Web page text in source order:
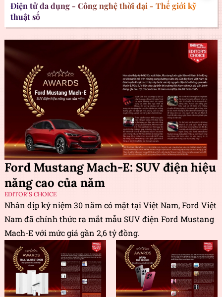
Điện tử đa dụng - Công nghệ thời đại - Thế giới kỹ
thuật số
Ford Mustang Mach-E: SUV điện hiệu
năng cao của năm
EDITOR'S CHOICE
Nhân dịp kỷ niệm 30 năm có mặt tại Việt Nam, Ford Việt
Nam đã chính thức ra mắt mẫu SUV điện Ford Mustang
Mach-E với mức giá gần 2,6 tỷ đồng.